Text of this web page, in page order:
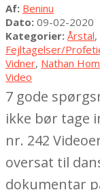
2020-
02-
09
Af: Beninu
Dato: 09-02-2020
Kategorier: Årstal,
Fejltagelser/
Vidner, Nathan
Video
7 gode
ikke bør tage
nr. 242
oversat til
dokumentar